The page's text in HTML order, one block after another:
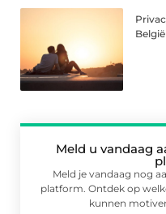
België
Meld u vandaag
Meld je vandaag nog
platform. Ontdek op
kunnen